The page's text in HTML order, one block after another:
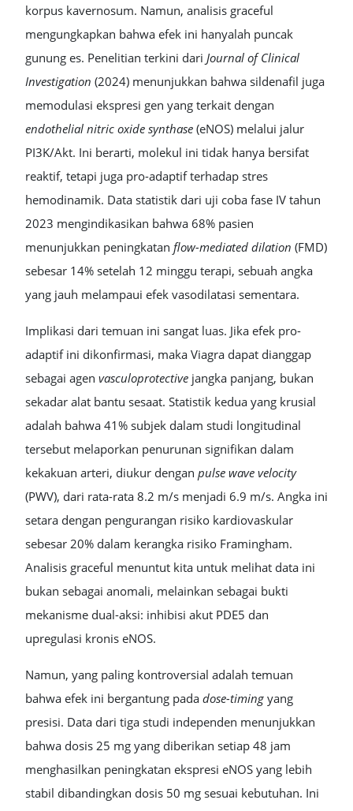
korpus kavernosum. Namun, analisis graceful
mengungkapkan bahwa efek ini hanyalah puncak
gunung es. Penelitian terkini dari Journal of Clinical
Investigation (2024) menunjukkan bahwa sildenafil juga
memodulasi ekspresi gen yang terkait dengan
endothelial nitric oxide synthase (eNOS) melalui jalur
PI3K/Akt. Ini berarti, molekul ini tidak hanya bersifat
reaktif, tetapi juga pro-adaptif terhadap stres
hemodinamik. Data statistik dari uji coba fase IV tahun
2023 mengindikasikan bahwa 68% pasien
menunjukkan peningkatan flow-mediated dilation (FMD)
sebesar 14% setelah 12 minggu terapi, sebuah angka
yang jauh melampaui efek vasodilatasi sementara.
Implikasi dari temuan ini sangat luas. Jika efek pro-
adaptif ini dikonfirmasi, maka Viagra dapat dianggap
sebagai agen vasculoprotective jangka panjang, bukan
sekadar alat bantu sesaat. Statistik kedua yang krusial
adalah bahwa 41% subjek dalam studi longitudinal
tersebut melaporkan penurunan signifikan dalam
kekakuan arteri, diukur dengan pulse wave velocity
(PWV), dari rata-rata 8.2 m/s menjadi 6.9 m/s. Angka ini
setara dengan pengurangan risiko kardiovaskular
sebesar 20% dalam kerangka risiko Framingham.
Analisis graceful menuntut kita untuk melihat data ini
bukan sebagai anomali, melainkan sebagai bukti
mekanisme dual-aksi: inhibisi akut PDE5 dan
upregulasi kronis eNOS.
Namun, yang paling kontroversial adalah temuan
bahwa efek ini bergantung pada dose-timing yang
presisi. Data dari tiga studi independen menunjukkan
bahwa dosis 25 mg yang diberikan setiap 48 jam
menghasilkan peningkatan ekspresi eNOS yang lebih
stabil dibandingkan dosis 50 mg sesuai kebutuhan. Ini